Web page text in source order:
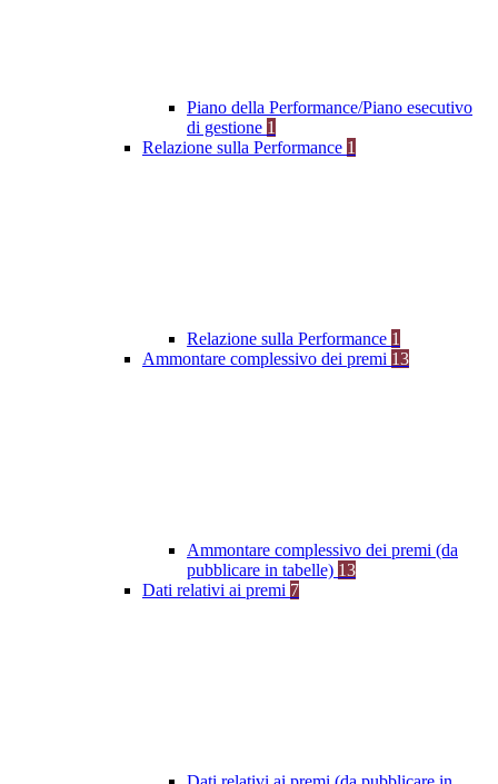
Piano della Performance/Piano esecutivo
di gestione 1
Relazione sulla Performance 1
Relazione sulla Performance 1
Ammontare complessivo dei premi 13
Ammontare complessivo dei premi (da
pubblicare in tabelle) 13
Dati relativi ai premi 7